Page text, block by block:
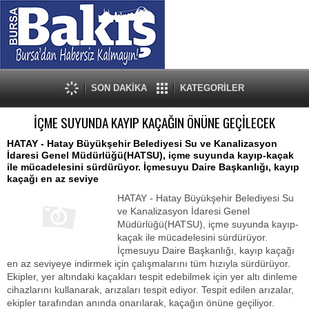
SON DAKİKA KATEGORİLER
İÇME SUYUNDA KAYIP KAÇAĞIN ÖNÜNE GEÇİLECEK
HATAY - Hatay Büyükşehir Belediyesi Su ve Kanalizasyon
İdaresi Genel Müdürlüğü(HATSU), içme suyunda kayıp-kaçak
ile mücadelesini sürdürüyor. İçmesuyu Daire Başkanlığı, kayıp
kaçağı en az seviye
HATAY - Hatay Büyükşehir Belediyesi Su
ve Kanalizasyon İdaresi Genel
Müdürlüğü(HATSU), içme suyunda kayıp-
kaçak ile mücadelesini sürdürüyor.
İçmesuyu Daire Başkanlığı, kayıp kaçağı
en az seviyeye indirmek için çalışmalarını tüm hızıyla sürdürüyor.
Ekipler, yer altındaki kaçakları tespit edebilmek için yer altı dinleme
cihazlarını kullanarak, arızaları tespit ediyor. Tespit edilen arızalar,
ekipler tarafından anında onarılarak, kaçağın önüne geçiliyor.